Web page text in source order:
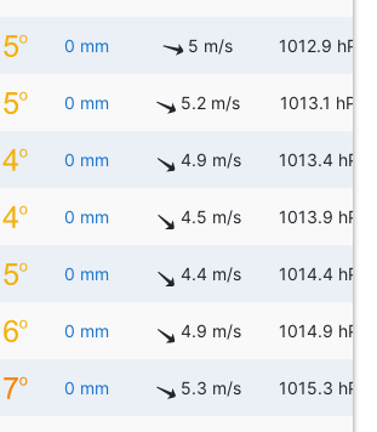
0 mm 5 m/s 1012.9 hPa
0 mm 5.2 m/s 1013.1 hPa
0 mm 4.9 m/s 1013.4 hPa
0 mm 4.5 m/s 1013.9 hPa
0 mm 4.4 m/s 1014.4 hPa
0 mm 4.9 m/s 1014.9 hPa
0 mm 5.3 m/s 1015.3 hPa